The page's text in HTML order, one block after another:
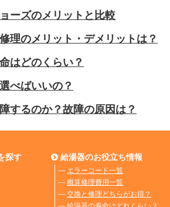
ーズのメリットと比較
理のメリット・デメリットは？
はどのくらい？
べばいいの？
するのか？故障の原因は？
探す 給湯器のお役立ち情報
― エラーコード一覧
― 概算修理費用一覧
― 交換と修理どちらがお得？